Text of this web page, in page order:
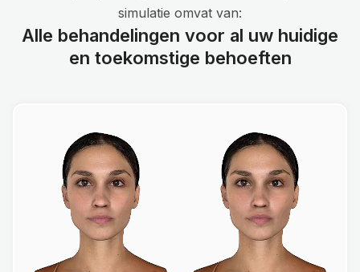
simulatie omvat van:
Alle behandelingen voor al uw huidige
en toekomstige behoeften